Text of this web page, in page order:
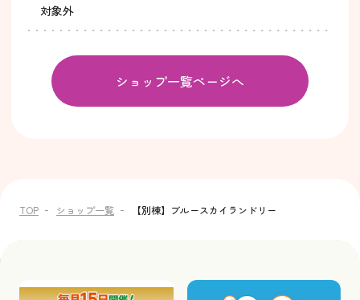
対象外
ショップ一覧ページへ
TOP ショップ一覧 【別棟】ブルースカイランドリー